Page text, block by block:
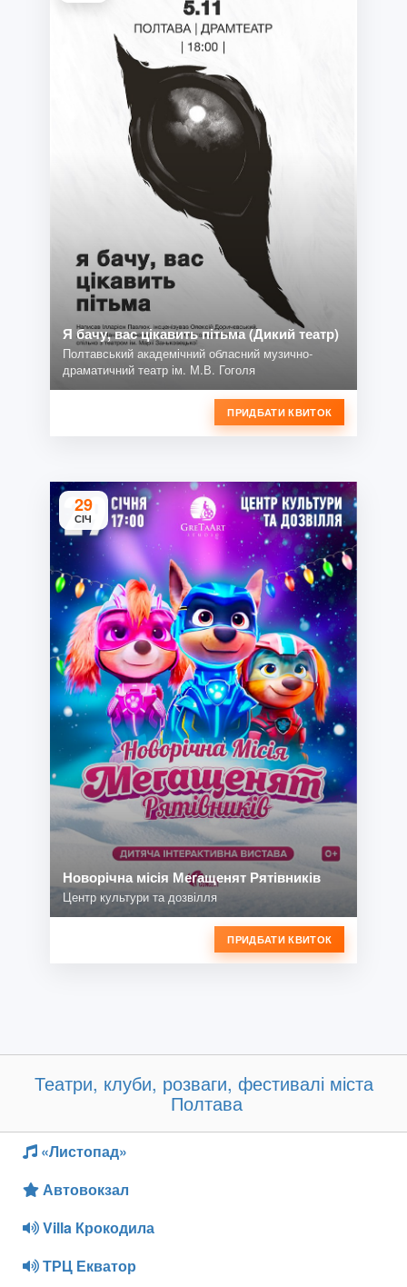
Я бачу, вас цікавить пітьма (Дикий театр)
Полтавський академічний обласний музично-
драматичний театр ім. М.В. Гоголя
ПРИДБАТИ КВИТОК
29
СІЧ
Новорічна місія Мегащенят Рятівників
Центр культури та дозвілля
ПРИДБАТИ КВИТОК
Театри, клуби, розваги, фестивалі міста
Полтава
«Листопад»
Автовокзал
Villa Крокодила
ТРЦ Екватор